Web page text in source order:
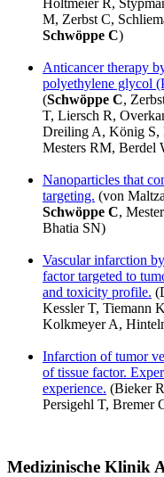
Holtmeier R,
M, Zerbst C,
Schwöppe C)
Anticancer therapy
polyethylene glycol
(Schwöppe C,
T, Liersch R,
Dreiling A, König
Mesters RM, Berdel
Nanoparticles that
targeting. (von
Schwöppe C,
Bhatia SN)
Vascular infarction
factor targeted to
and toxicity profile.
Kessler T, Tiemann
Kolkmeyer A,
Infarction of tumor
of tissue factor.
experience. (Bieker
Persigehl T, Bremer
Medizinische Klinik